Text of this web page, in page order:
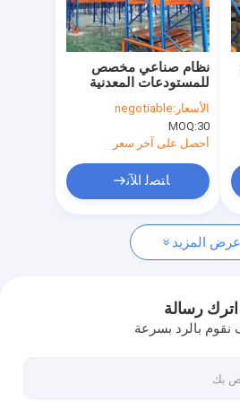
نظام صناعي مخصص
للمستودعات المعدنية
الأسعار:negotiable
MOQ:30
أحصل على آخر سعر
ﺎﺘﺼﻟ ﺍﻶﻧ
عرض المزيد
اترك رسالة
بالرد بسرعة